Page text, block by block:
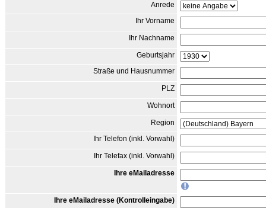
Anrede
Ihr Vorname
Ihr Nachname
Geburtsjahr
Straße und Hausnummer
PLZ
Wohnort
Region
Ihr Telefon (inkl. Vorwahl)
Ihr Telefax (inkl. Vorwahl)
Ihre eMailadresse
Ihre eMailadresse (Kontrolleingabe)